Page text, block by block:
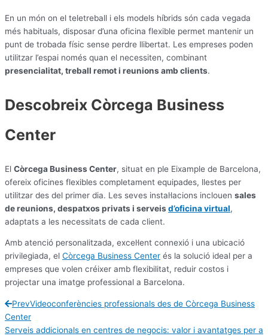
En un món on el teletreball i els models híbrids són cada vegada
més habituals, disposar d’una oficina flexible permet mantenir un
punt de trobada físic sense perdre llibertat. Les empreses poden
utilitzar l’espai només quan el necessiten, combinant
presencialitat, treball remot i reunions amb clients.
Descobreix Còrcega Business
Center
El Còrcega Business Center, situat en ple Eixample de Barcelona,
ofereix oficines flexibles completament equipades, llestes per
utilitzar des del primer dia. Les seves instal·lacions inclouen sales
de reunions, despatxos privats i serveisd’oficina virtual,
adaptats a les necessitats de cada client.
Amb atenció personalitzada, excel·lent connexió i una ubicació
privilegiada, el Còrcega Business Center és la solució ideal per a
empreses que volen créixer amb flexibilitat, reduir costos i
projectar una imatge professional a Barcelona.
PrevVideoconferències professionals des de Còrcega Business
Center
Serveis addicionals en centres de negocis: valor i avantatges per a